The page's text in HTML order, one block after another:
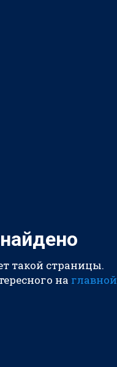
такой страницы.
на главной